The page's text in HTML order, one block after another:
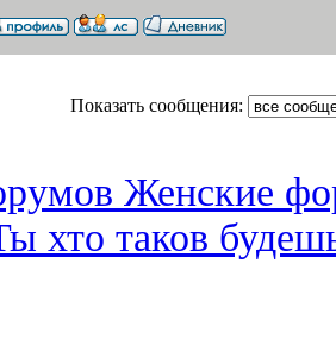
Показать сообщения:
Женские
хто таков